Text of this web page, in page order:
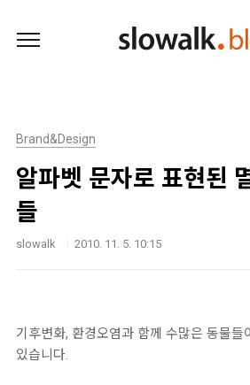
Brand&Design
알파벳 문자로 표현된
들
slowalk 2010. 11. 5. 10:15
기후변화, 환경오염과 함께 수많은 동물들
있습니다.